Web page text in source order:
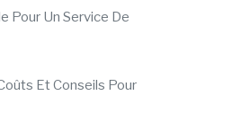
Pour Un Service De
Et Conseils Pour